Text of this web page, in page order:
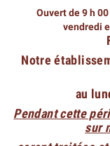
Ouvert de 9 h
vendredi
Notre
au
Pendant cette
sur